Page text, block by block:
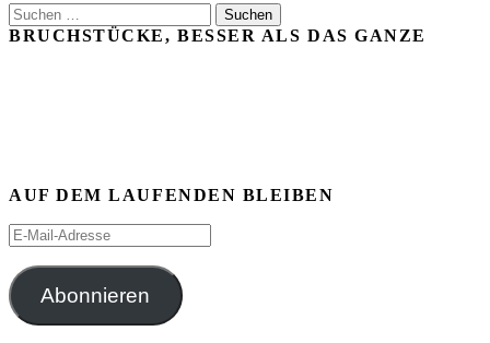
Suchen
nach:
BRUCHSTÜCKE, BESSER ALS DAS GANZE
AUF DEM LAUFENDEN BLEIBEN
E-
Adresse
Abonnieren